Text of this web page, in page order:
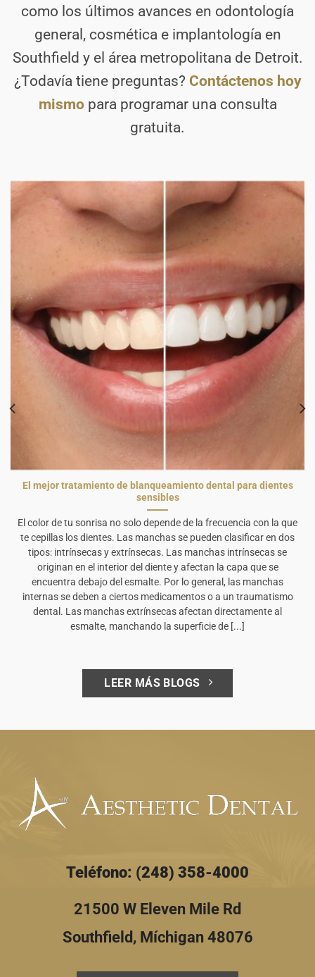
como los últimos avances en odontología
general, cosmética e implantología en
Southfield y el área metropolitana de Detroit.
¿Todavía tiene preguntas? Contáctenos hoy
mismopara programar una consulta
gratuita.
El mejor tratamiento de blanqueamiento dental para dientes
sensibles
El color de tu sonrisa no solo depende de la frecuencia con la que
te cepillas los dientes. Las manchas se pueden clasificar en dos
tipos: intrínsecas y extrínsecas. Las manchas intrínsecas se
originan en el interior del diente y afectan la capa que se
encuentra debajo del esmalte. Por lo general, las manchas
internas se deben a ciertos medicamentos o a un traumatismo
dental. Las manchas extrínsecas afectan directamente al
esmalte, manchando la superficie de [...]
LEER MÁS BLOGS
Teléfono: (248) 358-4000
21500 W Eleven Mile Rd
Southfield, Míchigan 48076